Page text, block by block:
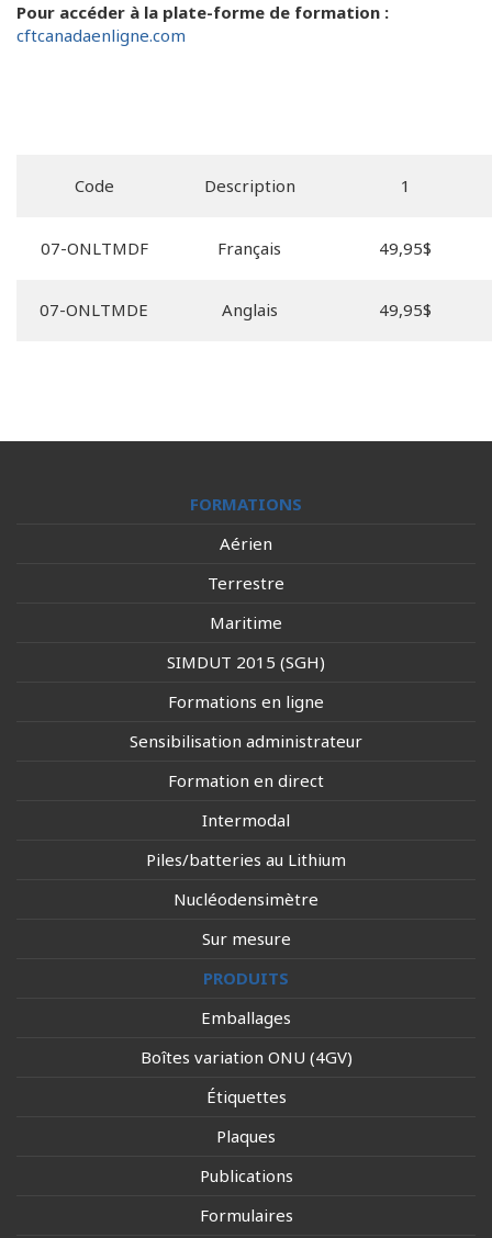
Pour accéder à la plate-forme de formation :
cftcanadaenligne.com
Code Description 1
07-ONLTMDF Français 49,95$
07-ONLTMDE Anglais 49,95$
FORMATIONS
Aérien
Terrestre
Maritime
SIMDUT 2015 (SGH)
Formations en ligne
Sensibilisation administrateur
Formation en direct
Intermodal
Piles/batteries au Lithium
Nucléodensimètre
Sur mesure
PRODUITS
Emballages
Boîtes variation ONU (4GV)
Étiquettes
Plaques
Publications
Formulaires